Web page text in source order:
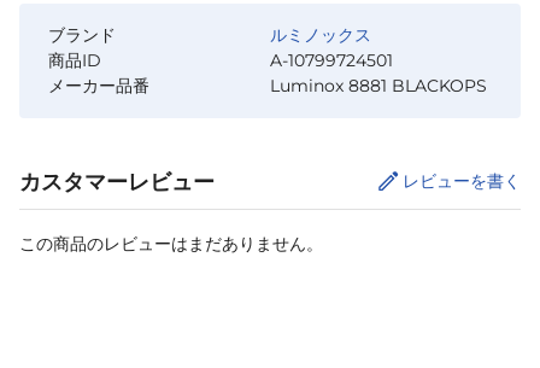
ブランド
ルミノックス
商品ID
A-10799724501
メーカー品番
Luminox 8881 BLACKOPS
カスタマーレビュー レビューを書く
この商品のレビューはまだありません。